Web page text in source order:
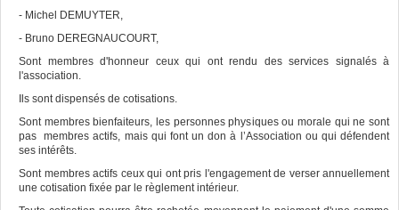
- Michel DEMUYTER,
- Bruno DEREGNAUCOURT,
Sont membres d'honneur ceux qui ont rendu des services signalés à
l'association.
Ils sont dispensés de cotisations.
Sont membres bienfaiteurs, les personnes physiques ou morale qui ne sont
pas membres actifs, mais qui font un don à l’Association ou qui défendent
ses intérêts.
Sont membres actifs ceux qui ont pris l'engagement de verser annuellement
une cotisation fixée par le règlement intérieur.